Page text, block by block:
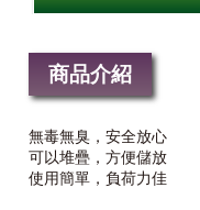
商品介紹
無毒無臭，安全放心
可以堆疊，方便儲放
使用簡單，負荷力佳